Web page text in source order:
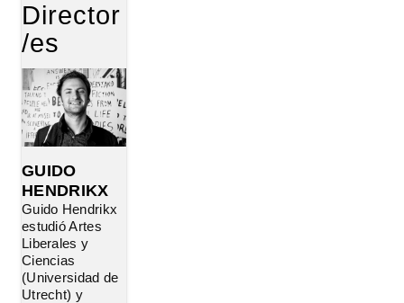
Director
/es
GUIDO
HENDRIKX
Guido Hendrikx
estudió Artes
Liberales y
Ciencias
(Universidad de
Utrecht) y